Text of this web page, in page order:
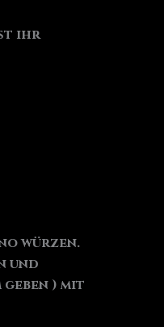
ihr
würzen.
und
) mit